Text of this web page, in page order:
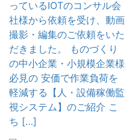
っているIOTのコンサル会
社様から依頼を受け、動画
撮影・編集のご依頼をいた
だきました。 ものづくり
の中小企業・小規模企業様
必見の 安価で作業負荷を
軽減する【人・設備稼働監
視システム】のご紹介 こ
ち […]